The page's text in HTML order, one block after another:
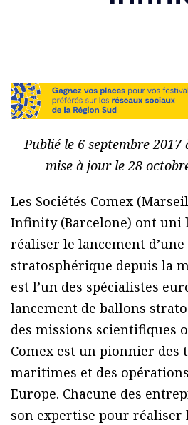
Publié le 6 septembre
mise à jour le 28
Les Sociétés Comex
Infinity (Barcelone) ont uni
réaliser le lancement
stratosphérique depuis la
est l’un des spécialistes
lancement de ballons
des missions scientifiques
Comex est un pionnier des
maritimes et des
Europe. Chacune des
son expertise pour